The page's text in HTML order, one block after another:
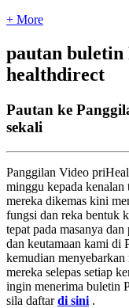
+ More
pautan buletin
healthdirect
Pautan ke
sekali
Panggilan Video
minggu kepada kenalan
mereka dikemas kini
fungsi dan reka bentuk
tepat pada masanya dan
dan keutamaan kami di
kemudian menyebarkan
mereka selepas setiap
ingin menerima buletin
sila daftar di sini .